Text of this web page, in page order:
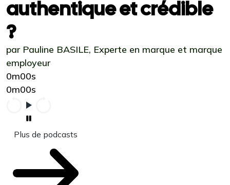
authentique et crédible
?
par Pauline BASILE, Experte en marque et marque
employeur
0m00s
0m00s
Plus de podcasts